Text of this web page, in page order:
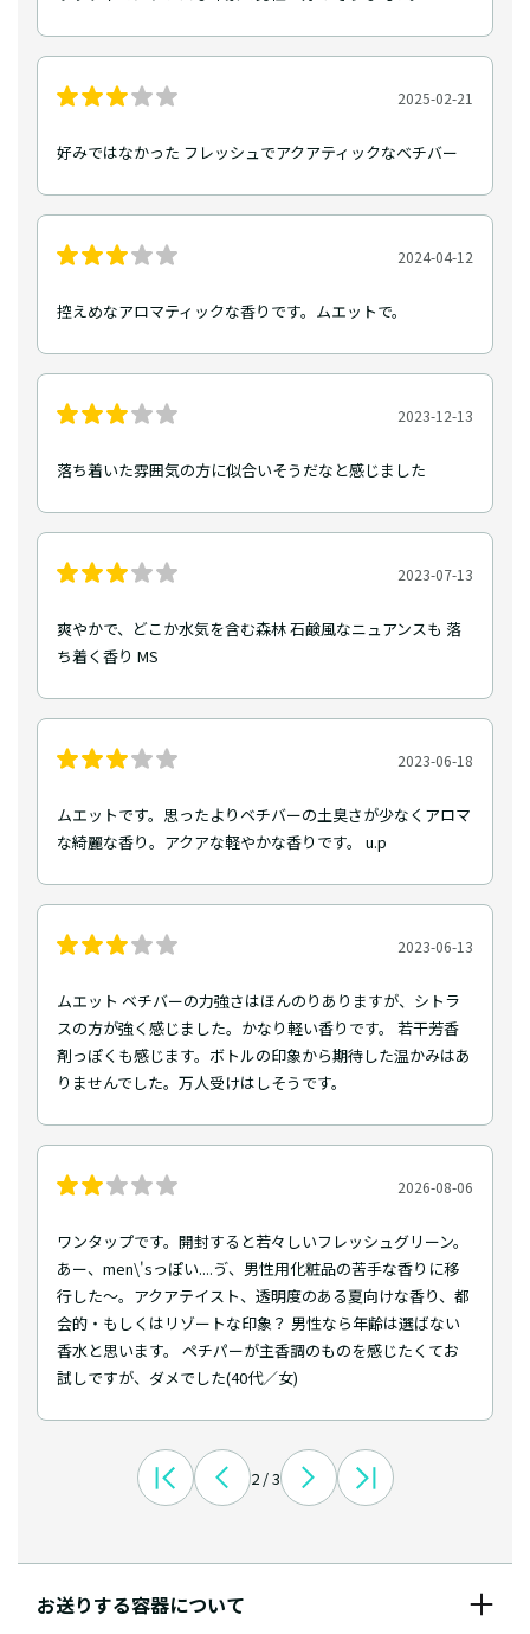
2025-02-21
好みではなかった フレッシュでアクアティックなベチバー
2024-04-12
控えめなアロマティックな香りです。ムエットで。
2023-12-13
落ち着いた雰囲気の方に似合いそうだなと感じました
2023-07-13
爽やかで、どこか水気を含む森林 石鹸風なニュアンスも 落
ち着く香り MS
2023-06-18
ムエットです。思ったよりベチバーの土臭さが少なくアロマ
な綺麗な香り。アクアな軽やかな香りです。 u.p
2023-06-13
ムエット ベチバーの力強さはほんのりありますが、シトラ
スの方が強く感じました。かなり軽い香りです。 若干芳香
剤っぽくも感じます。ボトルの印象から期待した温かみはあ
りませんでした。万人受けはしそうです。
2026-08-06
ワンタップです。開封すると若々しいフレッシュグリーン。
あー、men\'sっぽい....ゔ、男性用化粧品の苦手な香りに移
行した〜。アクアテイスト、透明度のある夏向けな香り、都
会的・もしくはリゾートな印象？ 男性なら年齢は選ばない
香水と思います。 ペチパーが主香調のものを感じたくてお
試しですが、ダメでした(40代／女)
2 / 3
お送りする容器について